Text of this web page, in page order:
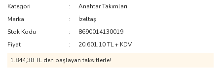
Kategori
Anahtar Takımları
Marka
İzeltaş
Stok Kodu
8690014130019
Fiyat
20.601,10 TL + KDV
1.844,38 TL den başlayan taksitlerle!